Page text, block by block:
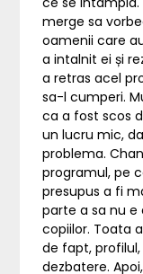
merge sa
oamenii care
a intalnit ei și
a retras acel
sa-l cumperi.
ca a fost scos
un lucru mic,
problema.
programul, pe
presupus a fi
parte a sa nu
copiilor. Toata
de fapt,
dezbatere.